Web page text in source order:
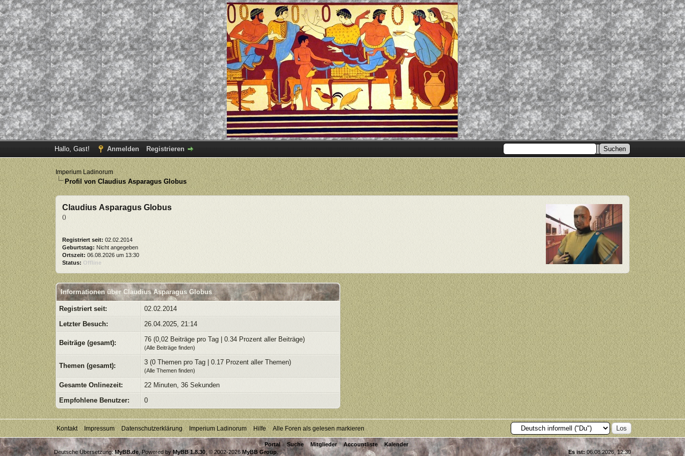
Hallo, Gast! Anmelden Registrieren
Imperium Ladinorum
Profil von Claudius Asparagus Globus
Claudius Asparagus Globus
()
Registriert seit: 02.02.2014
Geburtstag: Nicht angegeben
Ortszeit: 06.08.2026 um 13:30
Status: Offline
Informationen über Claudius Asparagus Globus
Registriert seit:
02.02.2014
Letzter Besuch:
26.04.2025, 21:14
Beiträge (gesamt): 76 (0,02 Beiträge pro Tag | 0.34 Prozent aller Beiträge)
(Alle Beiträge finden)
Themen (gesamt): 3 (0 Themen pro Tag | 0.17 Prozent aller Themen)
(Alle Themen finden)
Gesamte Onlinezeit:
22 Minuten, 36 Sekunden
Empfohlene Benutzer:
0
Kontakt Impressum Datenschutzerklärung Imperium Ladinorum Hilfe Alle Foren als gelesen markieren
Portal Suche Mitglieder Accountliste
Kalender
Es ist:06.08.2026, 12:30
Deutsche Übersetzung:MyBB.de, Powered byMyBB 1.8.30, © 2002-2026MyBB Group.